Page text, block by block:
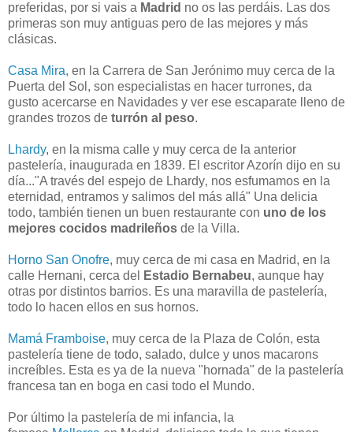
preferidas, por si vais a Madrid no os las perdáis. Las dos
primeras son muy antiguas pero de las mejores y más
clásicas.
Casa Mira, en la Carrera de San Jerónimo muy cerca de la
Puerta del Sol, son especialistas en hacer turrones, da
gusto acercarse en Navidades y ver ese escaparate lleno de
grandes trozos de turrón al peso.
Lhardy, en la misma calle y muy cerca de la anterior
pastelería, inaugurada en 1839. El escritor Azorín dijo en su
día..."A través del espejo de Lhardy‚ nos esfumamos en la
eternidad‚ entramos y salimos del más allá" Una delicia
todo, también tienen un buen restaurante con uno de los
mejores cocidos madrileños de la Villa.
Horno San Onofre, muy cerca de mi casa en Madrid, en la
calle Hernani, cerca del
Estadio Bernabeu, aunque hay
otras por distintos barrios. Es una maravilla de pastelería,
todo lo hacen ellos en sus hornos.
Mamá Framboise, muy cerca de la Plaza de Colón, esta
pastelería tiene de todo, salado, dulce y unos macarons
increíbles. Esta es ya de la nueva "hornada" de la pastelería
francesa tan en boga en casi todo el Mundo.
Por último la pastelería de mi infancia, la